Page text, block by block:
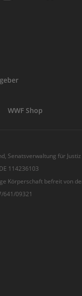
WWF Shop
Senatsverwaltung für
114236103
Körperschaft befreit von
641/09321